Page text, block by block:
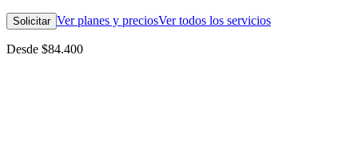
Solicitar Ver planes y preciosVer todos los servicios
Desde $84.400